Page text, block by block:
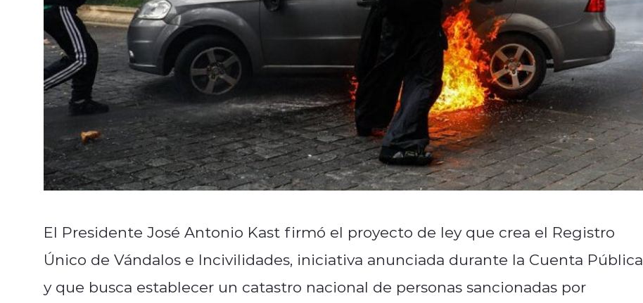
El Presidente José Antonio Kast firmó el proyecto de ley que crea el Registro
Único de Vándalos e Incivilidades, iniciativa anunciada durante la Cuenta Pública
y que busca establecer un catastro nacional de personas sancionadas por